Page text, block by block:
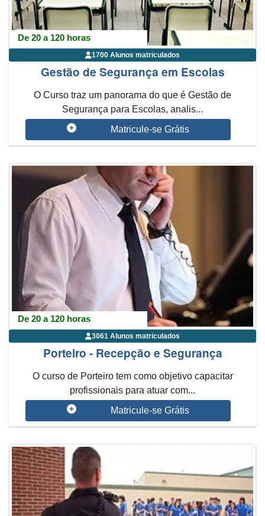
De 20 a 120 horas
1700 Alunos matriculados
Gestão de Segurança em Escolas
O Curso traz um panorama do que é Gestão de
Segurança para Escolas, analis...
Matricule-se Grátis
De 20 a 120 horas
3061 Alunos matriculados
Porteiro - Recepção e Segurança
O curso de Porteiro tem como objetivo capacitar
profissionais para atuar com...
Matricule-se Grátis